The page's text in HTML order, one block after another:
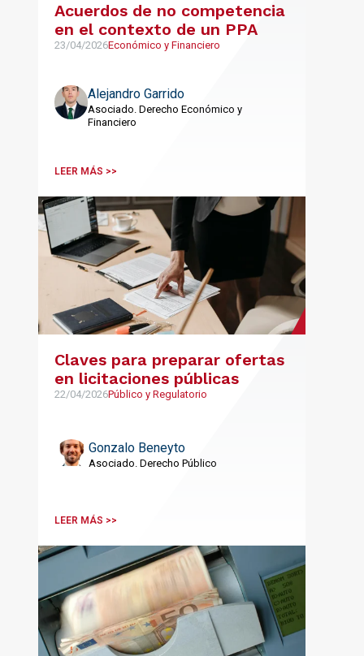
Acuerdos de no competencia
en el contexto de un PPA
23/04/2026Económico y Financiero
Alejandro Garrido
Asociado. Derecho Económico y
Financiero
LEER MÁS >>
Claves para preparar ofertas
en licitaciones públicas
22/04/2026Público y Regulatorio
Gonzalo Beneyto
Asociado. Derecho Público
LEER MÁS >>